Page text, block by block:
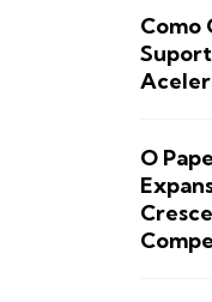
Como
O